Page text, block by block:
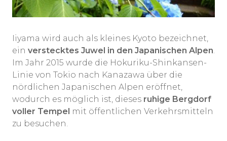
Iiyama wird auch als kleines Kyoto bezeichnet,
ein verstecktes Juwel in den Japanischen Alpen.
Im Jahr 2015 wurde die Hokuriku-Shinkansen-
Linie von Tokio nach Kanazawa über die
nördlichen Japanischen Alpen eröffnet,
wodurch es möglich ist, dieses ruhige Bergdorf
voller Tempel mit öffentlichen Verkehrsmitteln
zu besuchen.